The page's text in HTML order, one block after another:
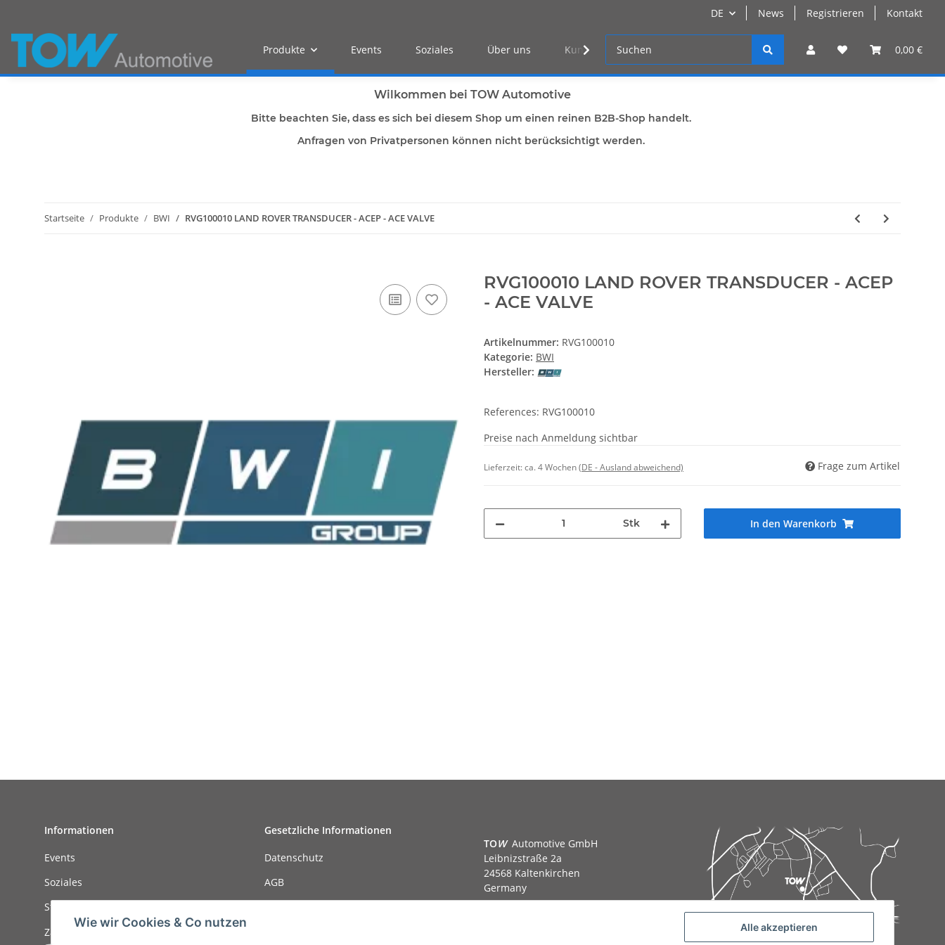
DE News Registrieren Kontakt
0,00 €
Produkte Events Soziales Über uns Kunden Log-in
Wilkommen bei TOW Automotive
Bitte beachten Sie, dass es sich bei diesem Shop um einen reinen B2B-Shop handelt.
Anfragen von Privatpersonen können nicht berücksichtigt werden.
Startseite Produkte BWI RVG100010 LAND ROVER TRANSDUCER - ACEP - ACE VALVE
RVG100010 LAND ROVER TRANSDUCER - ACEP
- ACE VALVE
Artikelnummer: RVG100010
Kategorie: BWI
Hersteller:
References: RVG100010
Preise nach Anmeldung sichtbar
Lieferzeit:ca. 4 Wochen(DE - Ausland abweichend) Frage zum Artikel
Stk In den Warenkorb
Informationen
Events
Soziales
Stellenanzeigen
Zahlungsmöglichkeiten
Gesetzliche Informationen
Datenschutz
AGB
TOW Automotive GmbH
Leibnizstraße 2a
24568 Kaltenkirchen
Germany
Wie wir Cookies & Co nutzen Alle akzeptieren